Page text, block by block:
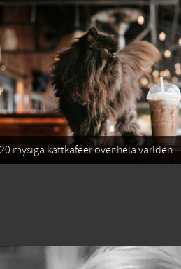
mysiga kattkaféer över hela världen